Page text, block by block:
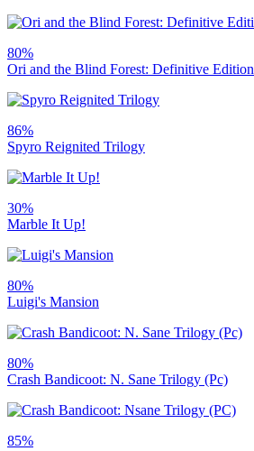
80%
Ori and the Blind Forest: Definitive Edition
86%
Spyro Reignited Trilogy
30%
Marble It Up!
80%
Luigi's Mansion
80%
Crash Bandicoot: N. Sane Trilogy (Pc)
85%